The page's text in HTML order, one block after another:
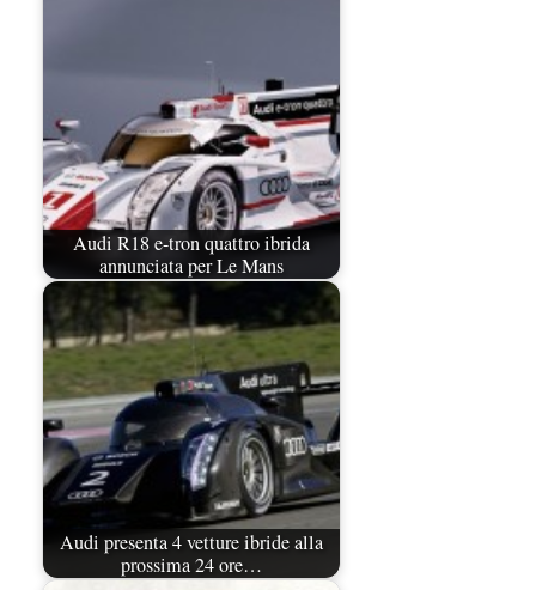
Audi R18 e-tron quattro ibrida
annunciata per Le Mans
Audi presenta 4 vetture ibride alla
prossima 24 ore…